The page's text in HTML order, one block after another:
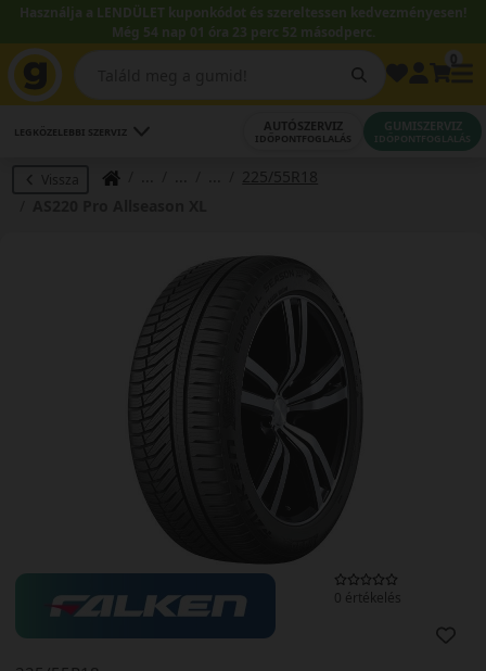
Használja a LENDÜLET kuponkódot és szereltessen kedvezményesen!
Még 54 nap 01 óra 23 perc 51 másodperc.
LEGKÖZELEBBI SZERVIZ AUTÓSZERVIZ
IDŐPONTFOGLALÁS
GUMISZERVIZ
IDŐPONTFOGLALÁS
Vissza
225/55R18
0 értékelés